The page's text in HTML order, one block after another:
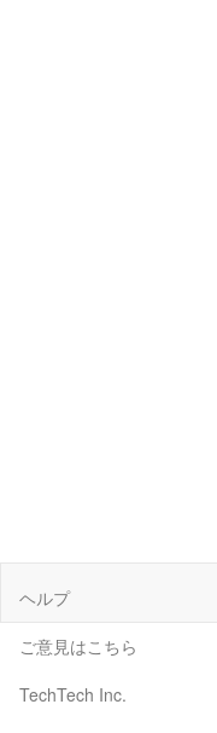
ヘルプ
ご意見はこちら
TechTech Inc.